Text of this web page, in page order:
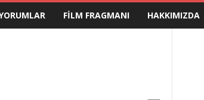
FILM FRAGMANI HAKKIMIZDA